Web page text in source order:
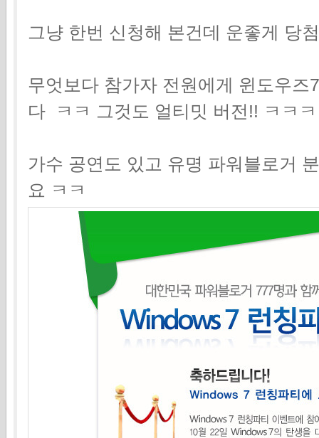
그냥 한번 신청해 본건데 운좋게 당
무엇보다 참가자 전원에게 윈도우
다 ㅋㅋ 그것도 얼티밋 버전!! ㅋㅋ
가수 공연도 있고 유명 파워블로거
요 ㅋㅋ